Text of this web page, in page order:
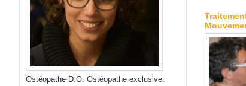
Ostéopathe D.O. Ostéopathe exclusive.